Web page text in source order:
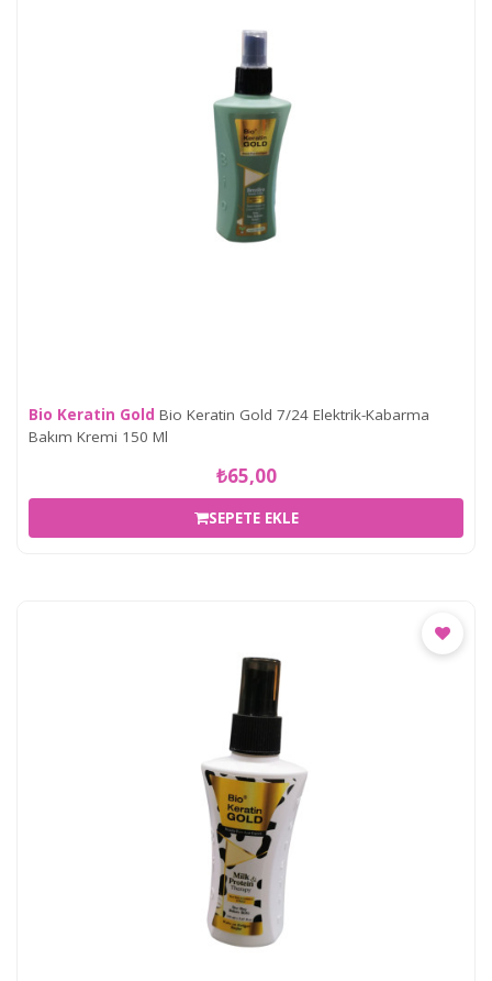
Bio Keratin Gold Bio Keratin Gold 7/24 Elektrik-Kabarma
Bakım Kremi 150 Ml
₺65,00
SEPETE EKLE